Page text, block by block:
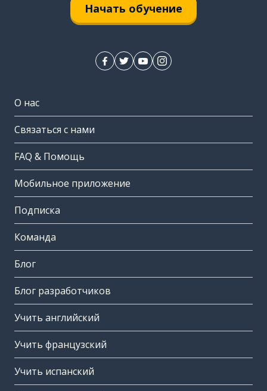
Начать обучение
О нас
Связаться с нами
FAQ & Помощь
Мобильное приложение
Подписка
Команда
Блог
Блог разработчиков
Учить английский
Учить французский
Учить испанский